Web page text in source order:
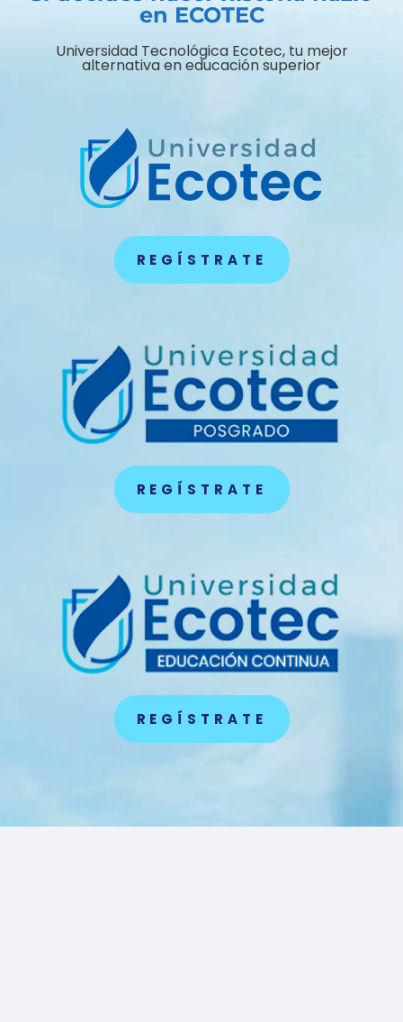
en ECOTEC
Universidad Tecnológica Ecotec, tu mejor
alternativa en educación superior
REGÍSTRATE
REGÍSTRATE
REGÍSTRATE